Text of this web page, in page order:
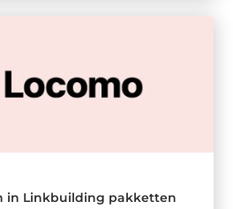
in Linkbuilding pakketten